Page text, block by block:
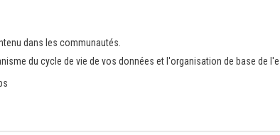
dans les communautés.
du cycle de vie de vos données et l'organisation de base de